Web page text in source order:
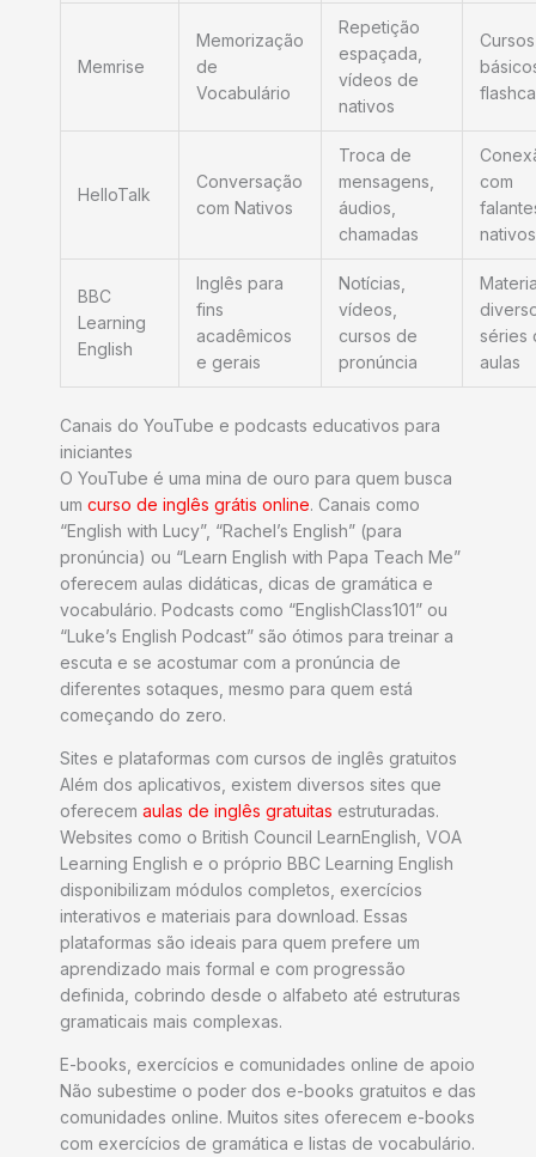
Memrise
Memorização
de
Vocabulário
Repetição
espaçada,
vídeos de
nativos
Cursos
HelloTalk
Conversação
com Nativos
Troca de
mensagens,
áudios,
chamadas
com
nativos
BBC
Learning
English
Inglês para
fins
acadêmicos
e gerais
Notícias,
vídeos,
cursos de
pronúncia
séries
aulas
Canais do YouTube e podcasts educativos para
iniciantes
O YouTube é uma mina de ouro para quem busca
um curso de inglês grátis online. Canais como
“English with Lucy”, “Rachel’s English” (para
pronúncia) ou “Learn English with Papa Teach Me”
oferecem aulas didáticas, dicas de gramática e
vocabulário. Podcasts como “EnglishClass101” ou
“Luke’s English Podcast” são ótimos para treinar a
escuta e se acostumar com a pronúncia de
diferentes sotaques, mesmo para quem está
começando do zero.
Sites e plataformas com cursos de inglês gratuitos
Além dos aplicativos, existem diversos sites que
oferecem aulas de inglês gratuitas estruturadas.
Websites como o British Council LearnEnglish, VOA
Learning English e o próprio BBC Learning English
disponibilizam módulos completos, exercícios
interativos e materiais para download. Essas
plataformas são ideais para quem prefere um
aprendizado mais formal e com progressão
definida, cobrindo desde o alfabeto até estruturas
gramaticais mais complexas.
E-books, exercícios e comunidades online de apoio
Não subestime o poder dos e-books gratuitos e das
comunidades online. Muitos sites oferecem e-books
com exercícios de gramática e listas de vocabulário.